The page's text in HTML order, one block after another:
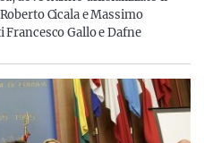
Cicala e Massimo
Gallo e Dafne